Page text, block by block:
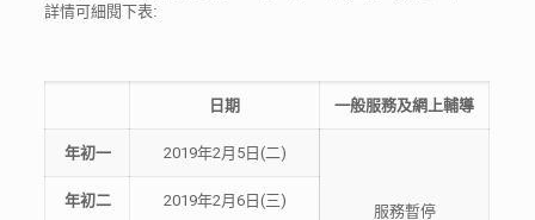
詳情可細閱下表:
日期 一般服務及網上輔導
年初一 2019年2月5日(二)
服務暫停
年初二 2019年2月6日(三)